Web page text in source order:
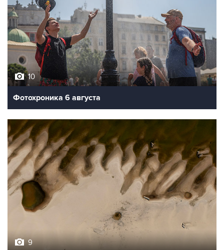
10
Фотохроника 6 августа
9